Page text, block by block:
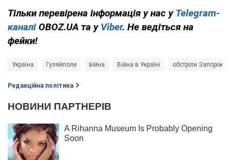
Тільки перевірена інформація у нас у Telegram-
каналі OBOZ.UA та у Viber. Не ведіться на
фейки!
Україна Гуляйполе війна Війна в Україні обстріли
Редакційна політика